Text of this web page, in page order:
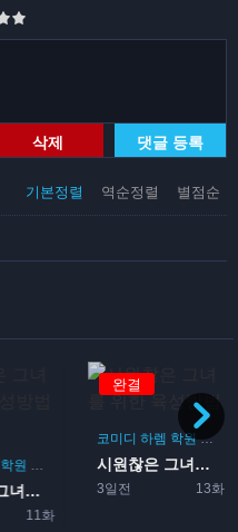
삭제 댓글 등록
기본정렬 역순정렬 별점순
학원 로맨스 게임
시원찮은 그녀를 위한 육성방...
11화
완결
코미디 하렘 학원 로맨
시원찮은 그녀를 위한 육성방...
3일전 13화